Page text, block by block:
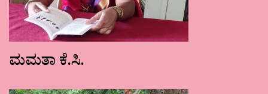
ಮಮತಾ ಕೆ.ಸಿ.